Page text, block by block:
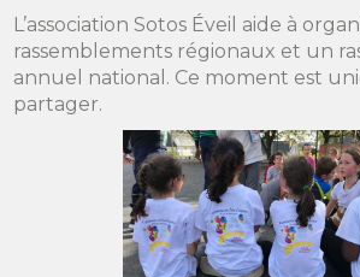
L’association Sotos Éveil aide à
rassemblements régionaux et un
annuel national. Ce moment est
partager.